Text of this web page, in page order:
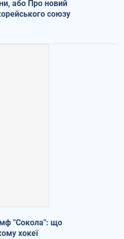
або Про новий
союзу
"Сокола": що
хокеї